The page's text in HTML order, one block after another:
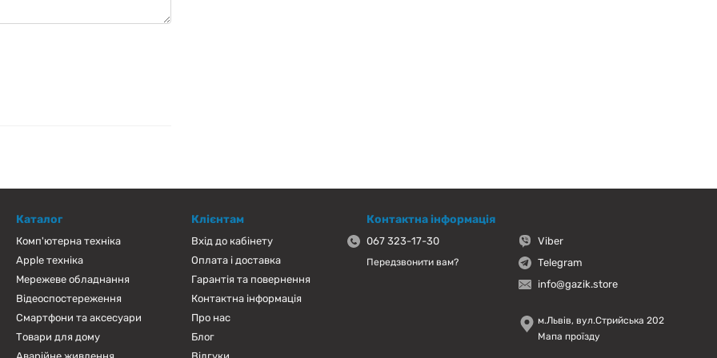
Каталог
Комп'ютерна техніка
Apple техніка
Мережеве обладнання
Відеоспостереження
Смартфони та аксесуари
Товари для дому
Клієнтам
Вхід до кабінету
Оплата і доставка
Гарантія та повернення
Контактна інформація
Про нас
Блог
Контактна інформація
067 323-17-30
Передзвонити вам?
Viber
Telegram
info@gazik.store
м.Львів, вул.Стрийська 202
Мапа проїзду